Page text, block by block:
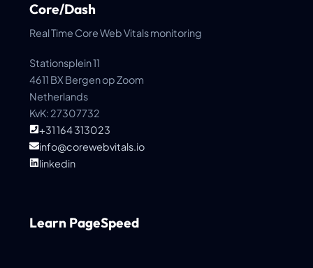
Core/Dash
Real Time Core Web Vitals monitoring
Stationsplein 11
4611 BX Bergen op Zoom
Netherlands
KvK: 27307732
+31 164 313023
info@corewebvitals.io
linkedin
Learn PageSpeed